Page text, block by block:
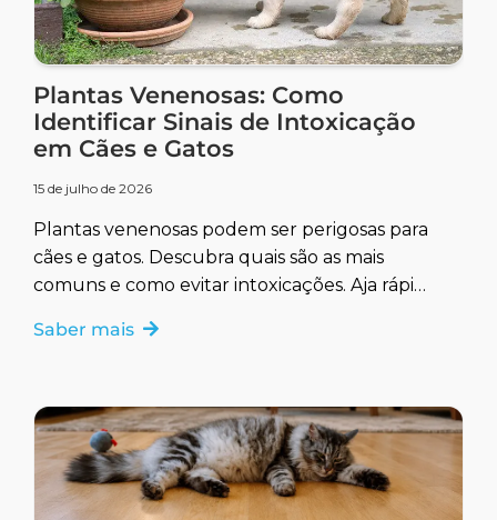
Plantas Venenosas: Como
Identificar Sinais de Intoxicação
em Cães e Gatos
15 de julho de 2026
Plantas venenosas podem ser perigosas para
cães e gatos. Descubra quais são as mais
comuns e como evitar intoxicações. Aja rápido
Saber mais